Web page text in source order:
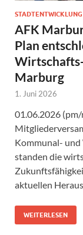
STADTENTWICKLUNG
AFK
Plan
Marburg
1. Juni 2026
01.06.2026
Kommunal-
standen die
aktuellen
WEITERLESEN